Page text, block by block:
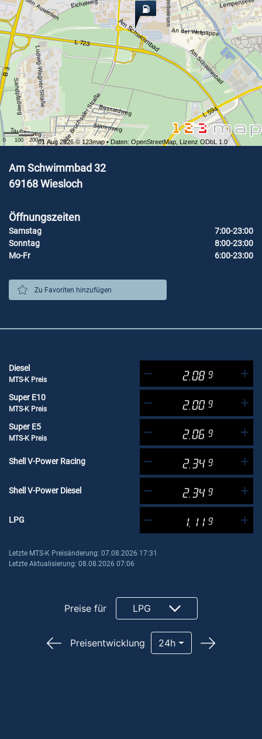
L 723
B 3
L 594
Am Schwimmbad
Alte Bruchsaler Straße
Lempenseite
Am Schwimmbad
In den Auwiesen
Sandpfadweg Ludwig-Wagner-Straße
Eichelweg
An der Wellpappe
Taubenweg Starenweg
Bussardweg
0 100 200 m
01 Aug 2026 ©123map• Daten: OpenStreetMap Lizenz ODbL 1.0
Am Schwimmbad 32
69168Wiesloch
Öffnungszeiten
Samstag
7:00-23:00
Sonntag
8:00-23:00
Mo-Fr
6:00-23:00
Zu Favoriten hinzufügen
Diesel
MTS-K Preis 2.08 9
Super E10
MTS-K Preis 2.00 9
Super E5
MTS-K Preis 2.06 9
Shell V-Power Racing 2.34 9
Shell V-Power Diesel 2.34 9
LPG 1.11 9
Letzte MTS-K Preisänderung: 07.08.2026 17:31
Letzte Aktualisierung: 08.08.2026 07:06
Preise für LPG
Preisentwicklung 24h